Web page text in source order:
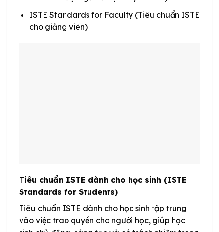
ISTE Standards for Faculty (Tiêu chuẩn ISTE
cho giảng viên)
Tiêu chuẩn ISTE dành cho học sinh (ISTE
Standards for Students)
Tiêu chuẩn ISTE dành cho học sinh tập trung
vào việc trao quyền cho người học, giúp học